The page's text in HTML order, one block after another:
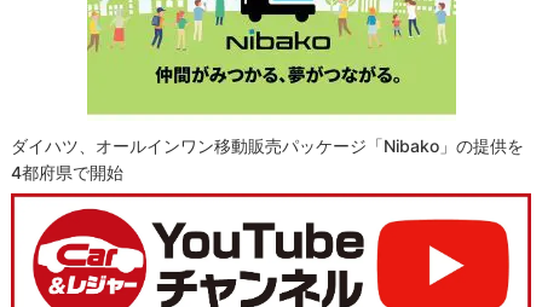
ダイハツ、オールインワン移動販売パッケージ「Nibako」の提供を
4都府県で開始